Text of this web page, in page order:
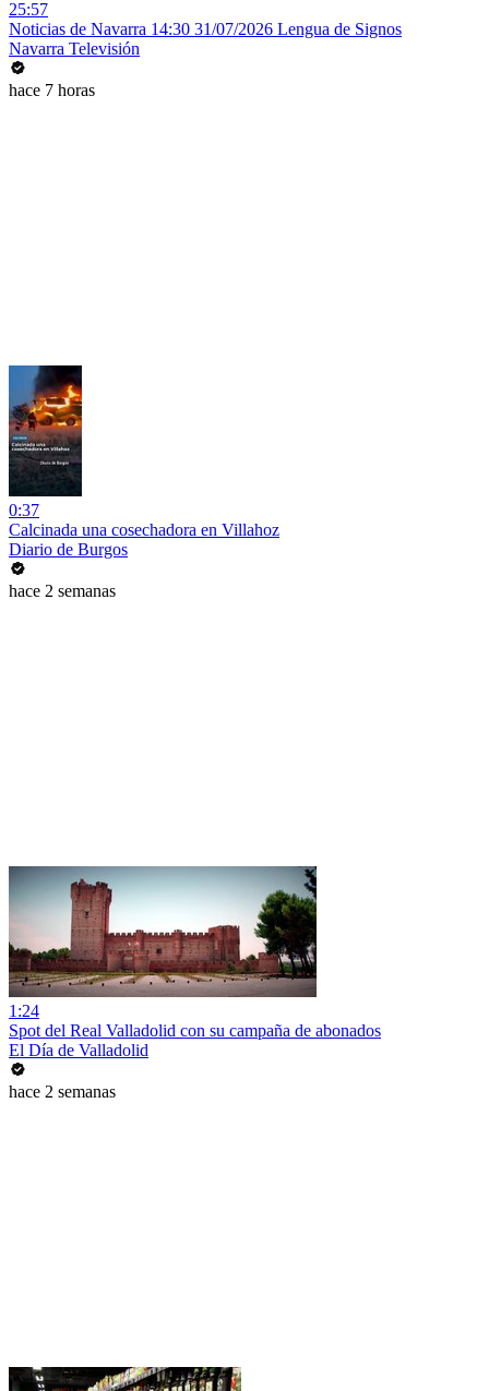
25:57
Noticias de Navarra 14:30 31/07/2026 Lengua de Signos
Navarra Televisión
hace 7 horas
0:37
Calcinada una cosechadora en Villahoz
Diario de Burgos
hace 2 semanas
1:24
Spot del Real Valladolid con su campaña de abonados
El Día de Valladolid
hace 2 semanas